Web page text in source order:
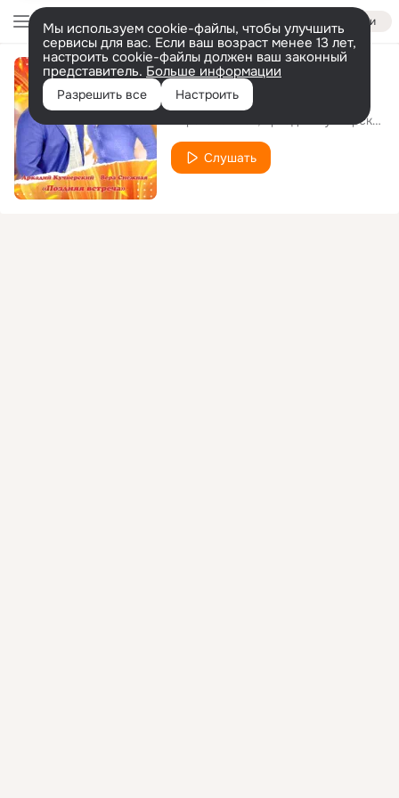
Войти
Мы используем cookie-файлы, чтобы улучшить
сервисы для вас. Если ваш возраст менее 13 лет,
настроить cookie-файлы должен ваш законный
представитель. Больше информации
Разрешить все Настроить
Поздняя встреча
Аркадий Кучиерский
Слушать